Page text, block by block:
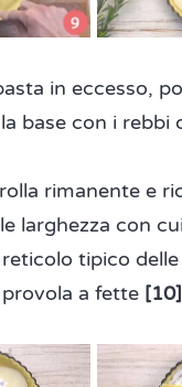
in eccesso,
base con i rebbi
rimanente e
larghezza con
tipico
a fette [10]